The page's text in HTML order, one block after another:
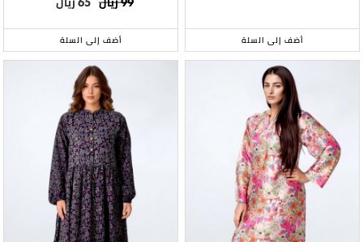
أضف إلى السلة أضف إلى السلة